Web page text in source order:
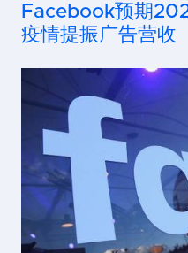
Facebook预期
疫情提振广告营收